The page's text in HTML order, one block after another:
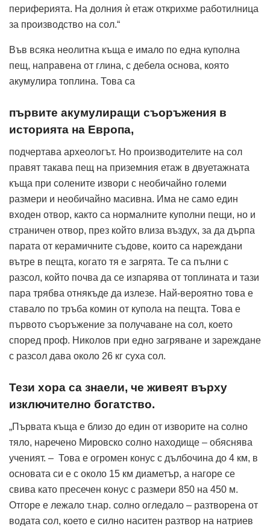
периферията. На долния ѝ етаж открихме работилница
за производство на сол.“
Във всяка неолитна къща е имало по една куполна
пещ, направена от глина, с дебела основа, която
акумулира топлина. Това са
първите акумулиращи съоръжения в
историята на Европа,
подчертава археологът. Но производителите на сол
правят такава пещ на приземния етаж в двуетажната
къща при солените извори с необичайно големи
размери и необичайно масивна. Има не само един
входен отвор, както са нормалните куполни пещи, но и
страничен отвор, през който влиза въздух, за да дърпа
парата от керамичните съдове, които са нареждани
вътре в пещта, когато тя е загрята. Те са пълни с
разсол, който почва да се изпарява от топлината и тази
пара трябва отнякъде да излезе. Най-вероятно това е
ставало по тръба комин от купола на пещта. Това е
първото съоръжение за получаване на сол, което
според проф. Николов при едно загряване и зареждане
с разсол дава около 26 кг суха сол.
Тези хора са знаели, че живеят върху
изключително богатство.
„Първата къща е близо до един от изворите на солно
тяло, наречено Мировско солно находище – обяснява
ученият. – Това е огромен конус с дълбочина до 4 км, в
основата си е с около 15 км диаметър, а нагоре се
свива като пресечен конус с размери 850 на 450 м.
Отгоре е лежало т.нар. солно огледало – разтворена от
водата сол, което е силно наситен разтвор на натриев